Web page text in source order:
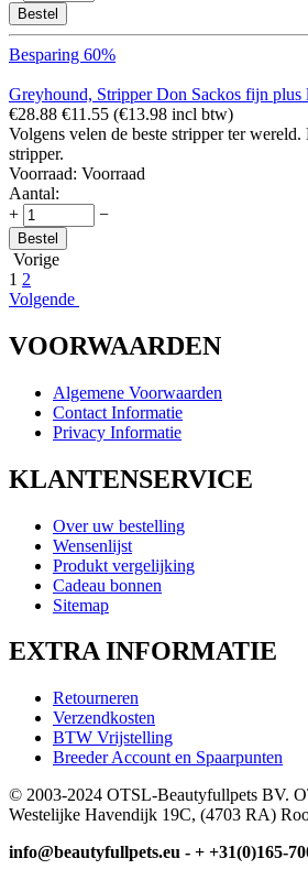
Bestel
Besparing 60%
Greyhound, Stripper Don Sackos fijn plus
€28.88 €11.55 (€13.98 incl btw)
Volgens velen de beste stripper ter
stripper.
Voorraad: Voorraad
Aantal:
+
−
Bestel
Vorige
1 2
Volgende
VOORWAARDEN
Algemene Voorwaarden
Contact Informatie
Privacy Informatie
KLANTENSERVICE
Over uw bestelling
Wensenlijst
Produkt vergelijking
Cadeau bonnen
Sitemap
EXTRA INFORMATIE
Retourneren
Verzendkosten
BTW Vrijstelling
Breeder Account en Spaarpunten
© 2003-2024 OTSL-Beautyfullpets BV.
Westelijke Havendijk 19C, (4703 RA)
info@beautyfullpets.eu - + +31(0)165-